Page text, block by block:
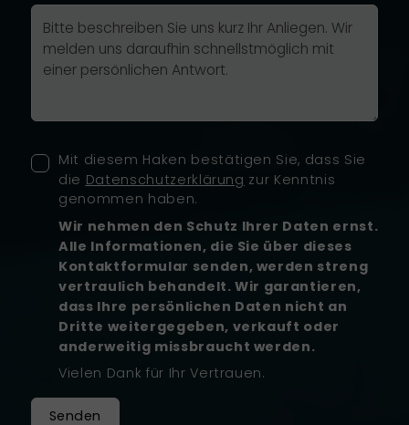
Mit diesem Haken bestätigen Sie, dass Sie
die Datenschutzerklärung zur Kenntnis
genommen haben.
Wir nehmen den Schutz Ihrer Daten ernst.
Alle Informationen, die Sie über dieses
Kontaktformular senden, werden streng
vertraulich behandelt. Wir garantieren,
dass Ihre persönlichen Daten nicht an
Dritte weitergegeben, verkauft oder
anderweitig missbraucht werden.
Vielen Dank für Ihr Vertrauen.
Senden